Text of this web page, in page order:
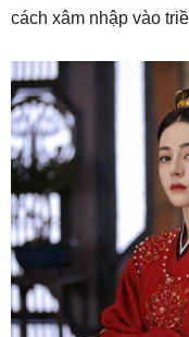
cách xâm nhập vào